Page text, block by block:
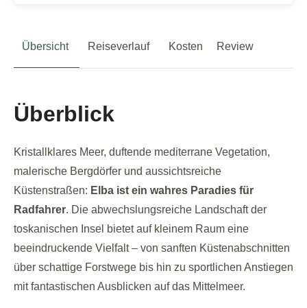
Übersicht Reiseverlauf Kosten Review
Überblick
Kristallklares Meer, duftende mediterrane Vegetation,
malerische Bergdörfer und aussichtsreiche
Küstenstraßen: Elba ist ein wahres Paradies für
Radfahrer. Die abwechslungsreiche Landschaft der
toskanischen Insel bietet auf kleinem Raum eine
beeindruckende Vielfalt – von sanften Küstenabschnitten
über schattige Forstwege bis hin zu sportlichen Anstiegen
mit fantastischen Ausblicken auf das Mittelmeer.